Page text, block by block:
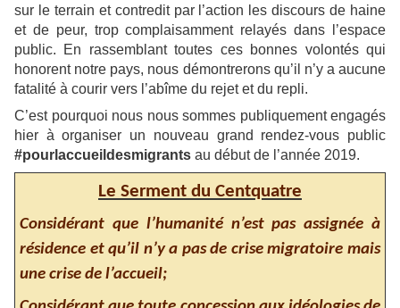
sur le terrain et contredit par l’action les discours de haine
et de peur, trop complaisamment relayés dans l’espace
public. En rassemblant toutes ces bonnes volontés qui
honorent notre pays, nous démontrerons qu’il n’y a aucune
fatalité à courir vers l’abîme du rejet et du repli.
C’est pourquoi nous nous sommes publiquement engagés
hier à organiser un nouveau grand rendez-vous public
#pourlaccueildesmigrants au début de l’année 2019.
Le Serment du Centquatre
Considérant que l’humanité n’est pas assignée à
résidence et qu’il n’y a pas de crise migratoire mais
une crise de l’accueil;